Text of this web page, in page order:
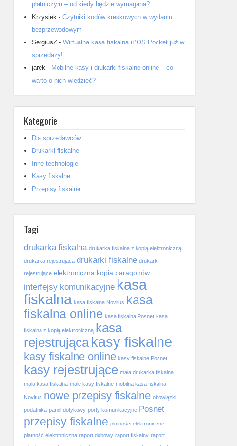
płatniczym – od kiedy będzie wymagana?
Krzysiek - Czytniki kodów kreskowych w wydaniu
bezprzewodowym
SergiusZ - Wirtualna kasa fiskalna iPOS Pocket już w
sprzedaży!
jarek - Mobilne kasy i drukarki fiskalne online – co
warto o nich wiedzieć?
Kategorie
Dla sprzedawców
Drukarki fiskalne
Inne technologie
Kasy fiskalne
Przepisy fiskalne
Tagi
drukarka fiskalna drukarka fiskalna z kopią elektroniczną
drukarka rejestrująca drukarki fiskalne drukarki
rejestrujące elektroniczna kopia paragonów
interfejsy komunikacyjne kasa
fiskalna kasa fiskalna Novitus
kasa
fiskalna online kasa fiskalna Posnet kasa
fiskalna z kopią elektroniczną kasa
rejestrująca kasy fiskalne
kasy fiskalne online kasy fiskalne Posnet
kasy rejestrujące mała drukarka fiskalna
mała kasa fiskalna małe kasy fiskalne mobilna kasa fiskalna
Novitus nowe przepisy fiskalne obowiązki
podatnika panel dotykowy porty komunikacyjne Posnet
przepisy fiskalne płatności elektroniczne
płatność elektroniczna raport dobowy raport fiskalny raport